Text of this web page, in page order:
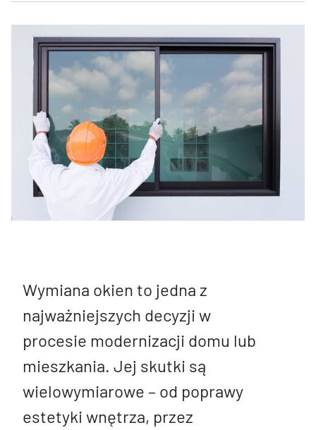
Wymiana okien to jedna z
najważniejszych decyzji w
procesie modernizacji domu lub
mieszkania. Jej skutki są
wielowymiarowe – od poprawy
estetyki wnętrza, przez